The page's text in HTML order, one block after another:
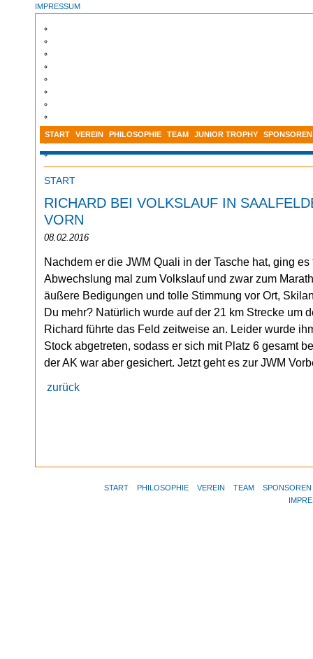
IMPRESSUM
START
RICHARD BEI VOLKSLAUF IN
VORN
08.02.2016
Nachdem er die JWM Quali in der Tasche hat, ging
Abwechslung mal zum Volkslauf und zwar zum
äußere Bedigungen und tolle Stimmung vor Ort,
Du mehr? Natürlich wurde auf der 21 km Strecke um
Richard führte das Feld zeitweise an. Leider wurde
Stock abgetreten, sodass er sich mit Platz 6 gesamt
der AK war aber gesichert. Jetzt geht es zur JWM
zurück
START VEREIN PHILOSOPHIE TEAM JUNIOR TROPHY SPONSOREN
START PHILOSOPHIE VEREIN TEAM
SPONSOREN